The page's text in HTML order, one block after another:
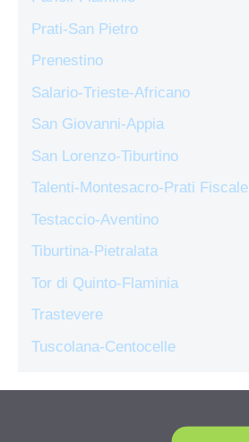
Prati-San Pietro
Prenestino
Salario-Trieste-Africano
San Giovanni-Appia
San Lorenzo-Tiburtino
Talenti-Montesacro-Prati Fiscale
Testaccio-Aventino
Tiburtina-Pietralata
Tor di Quinto-Flaminia
Trastevere
Tuscolana-Centocelle